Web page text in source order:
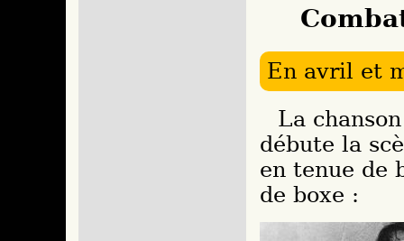
En avril et
La
débute la
en tenue de
de boxe :